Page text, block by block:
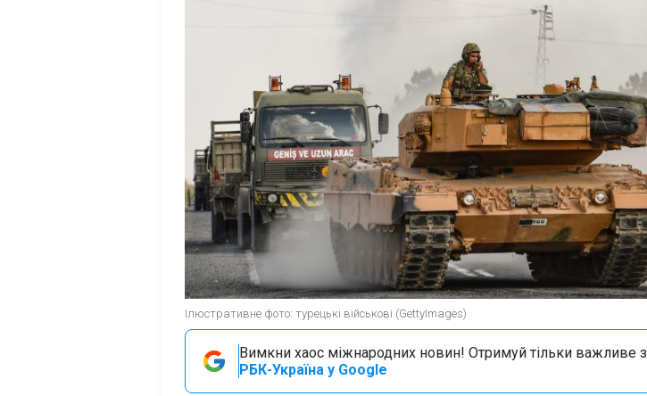
Ілюстративне фото: турецькі військові (GettyImages)
Вимкни хаос міжнародних новин! Отримуй тільки важливе з
РБК-Україна у Google